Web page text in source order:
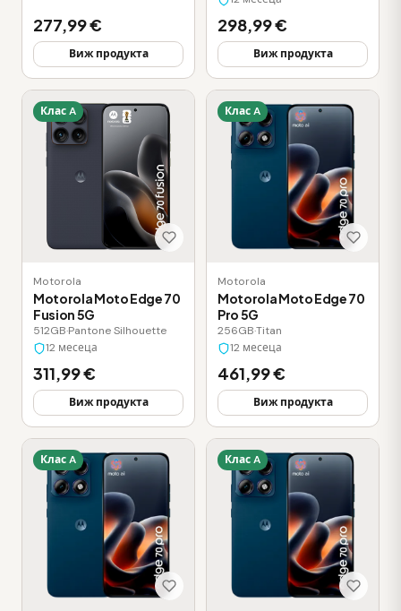
277,99 €
Виж продукта
298,99 €
Виж продукта
Клас A
Motorola
Motorola Moto Edge 70
Fusion 5G
512GB·Pantone Silhouette
12 месеца
311,99 €
Виж продукта
Клас A
Motorola
Motorola Moto Edge 70
Pro 5G
256GB·Titan
12 месеца
461,99 €
Виж продукта
Клас A Клас A